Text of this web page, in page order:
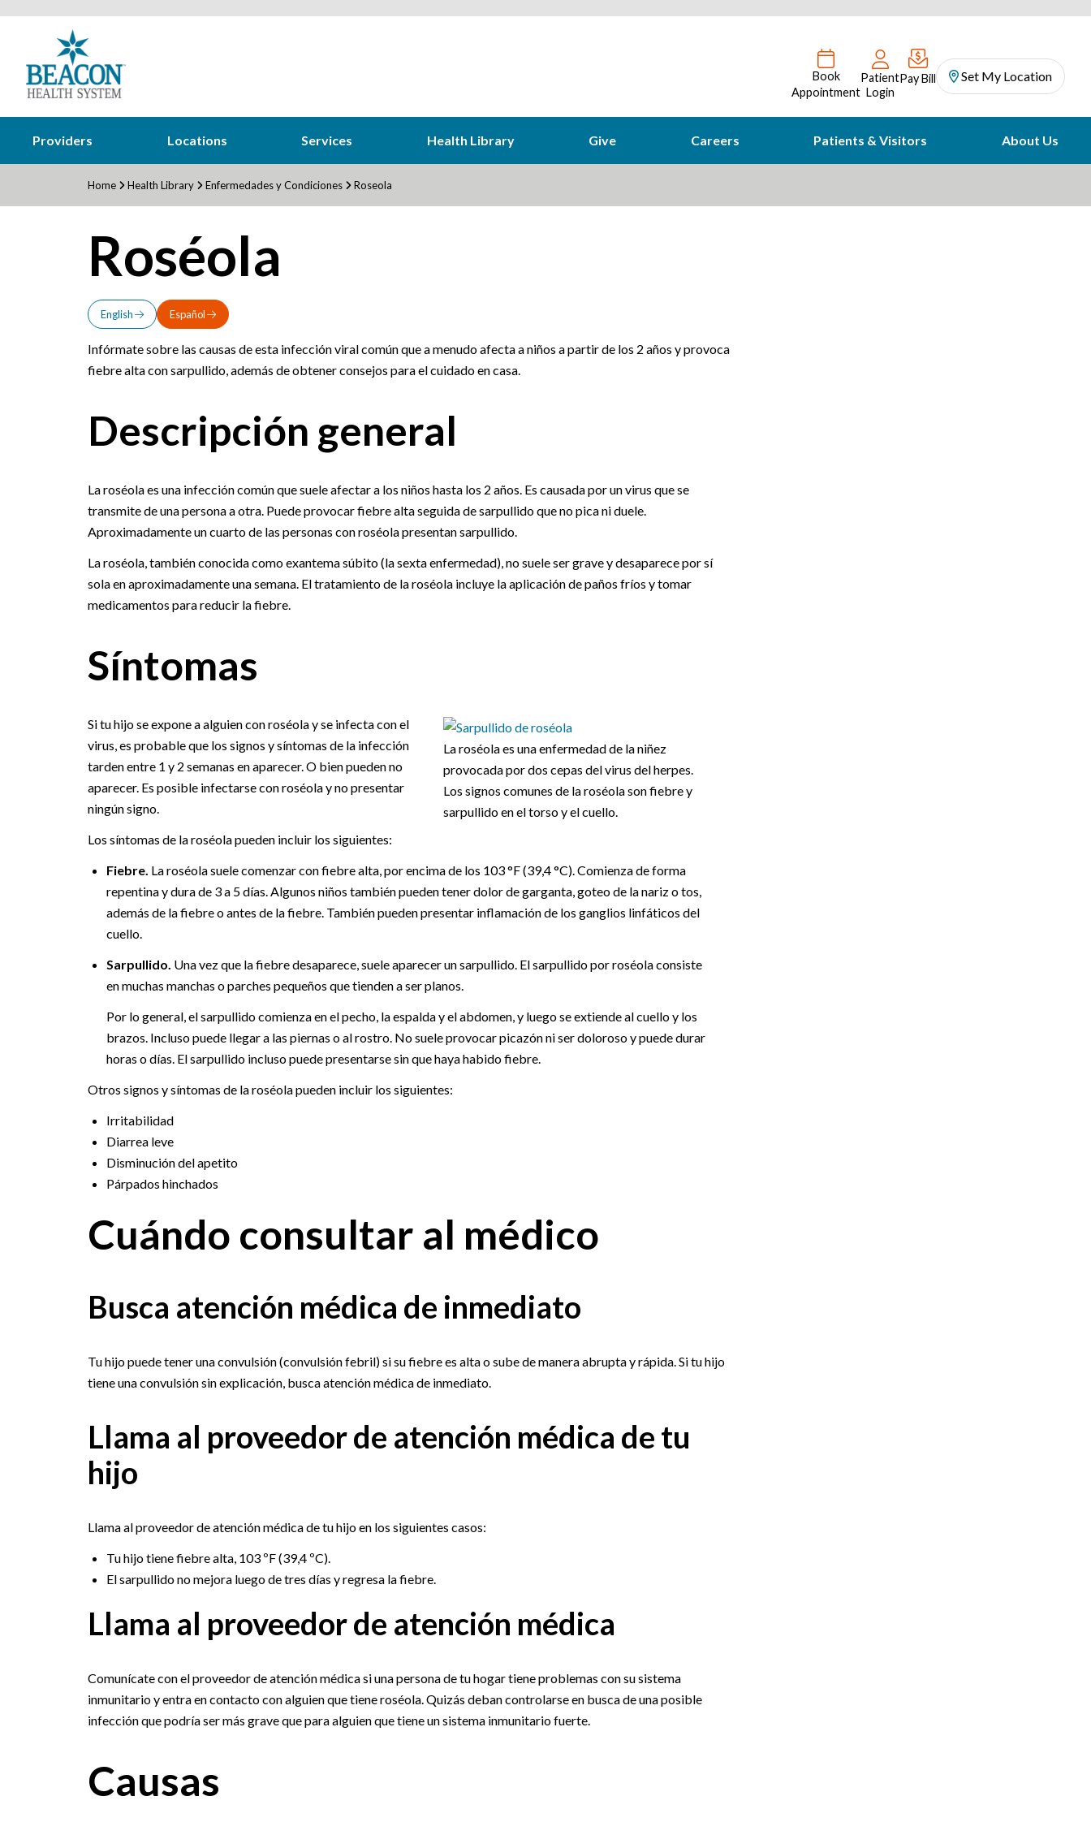
Book
Appointment
Patient
Login
Pay Bill Set My Location
Providers Locations Services Health Library Give Careers Patients & Visitors About Us
Home Health Library Enfermedades y Condiciones Roseola
Roséola
English Español
Infórmate sobre las causas de esta infección viral común que a menudo afecta a niños a partir de los 2 años y provoca
fiebre alta con sarpullido, además de obtener consejos para el cuidado en casa.
Descripción general
La roséola es una infección común que suele afectar a los niños hasta los 2 años. Es causada por un virus que se
transmite de una persona a otra. Puede provocar fiebre alta seguida de sarpullido que no pica ni duele.
Aproximadamente un cuarto de las personas con roséola presentan sarpullido.
La roséola, también conocida como exantema súbito (la sexta enfermedad), no suele ser grave y desaparece por sí
sola en aproximadamente una semana. El tratamiento de la roséola incluye la aplicación de paños fríos y tomar
medicamentos para reducir la fiebre.
Síntomas
La roséola es una enfermedad de la niñez
provocada por dos cepas del virus del herpes.
Los signos comunes de la roséola son fiebre y
sarpullido en el torso y el cuello.
Si tu hijo se expone a alguien con roséola y se infecta con el
virus, es probable que los signos y síntomas de la infección
tarden entre 1 y 2 semanas en aparecer. O bien pueden no
aparecer. Es posible infectarse con roséola y no presentar
ningún signo.
Los síntomas de la roséola pueden incluir los siguientes:
Fiebre. La roséola suele comenzar con fiebre alta, por encima de los 103 °F (39,4 °C). Comienza de forma
repentina y dura de 3 a 5 días. Algunos niños también pueden tener dolor de garganta, goteo de la nariz o tos,
además de la fiebre o antes de la fiebre. También pueden presentar inflamación de los ganglios linfáticos del
cuello.
Sarpullido. Una vez que la fiebre desaparece, suele aparecer un sarpullido. El sarpullido por roséola consiste
en muchas manchas o parches pequeños que tienden a ser planos.
Por lo general, el sarpullido comienza en el pecho, la espalda y el abdomen, y luego se extiende al cuello y los
brazos. Incluso puede llegar a las piernas o al rostro. No suele provocar picazón ni ser doloroso y puede durar
horas o días. El sarpullido incluso puede presentarse sin que haya habido fiebre.
Otros signos y síntomas de la roséola pueden incluir los siguientes:
Irritabilidad
Diarrea leve
Disminución del apetito
Párpados hinchados
Cuándo consultar al médico
Busca atención médica de inmediato
Tu hijo puede tener una convulsión (convulsión febril) si su fiebre es alta o sube de manera abrupta y rápida. Si tu hijo
tiene una convulsión sin explicación, busca atención médica de inmediato.
Llama al proveedor de atención médica de tu
hijo
Llama al proveedor de atención médica de tu hijo en los siguientes casos:
Tu hijo tiene fiebre alta, 103 ºF (39,4 ºC).
El sarpullido no mejora luego de tres días y regresa la fiebre.
Llama al proveedor de atención médica
Comunícate con el proveedor de atención médica si una persona de tu hogar tiene problemas con su sistema
inmunitario y entra en contacto con alguien que tiene roséola. Quizás deban controlarse en busca de una posible
infección que podría ser más grave que para alguien que tiene un sistema inmunitario fuerte.
Causas